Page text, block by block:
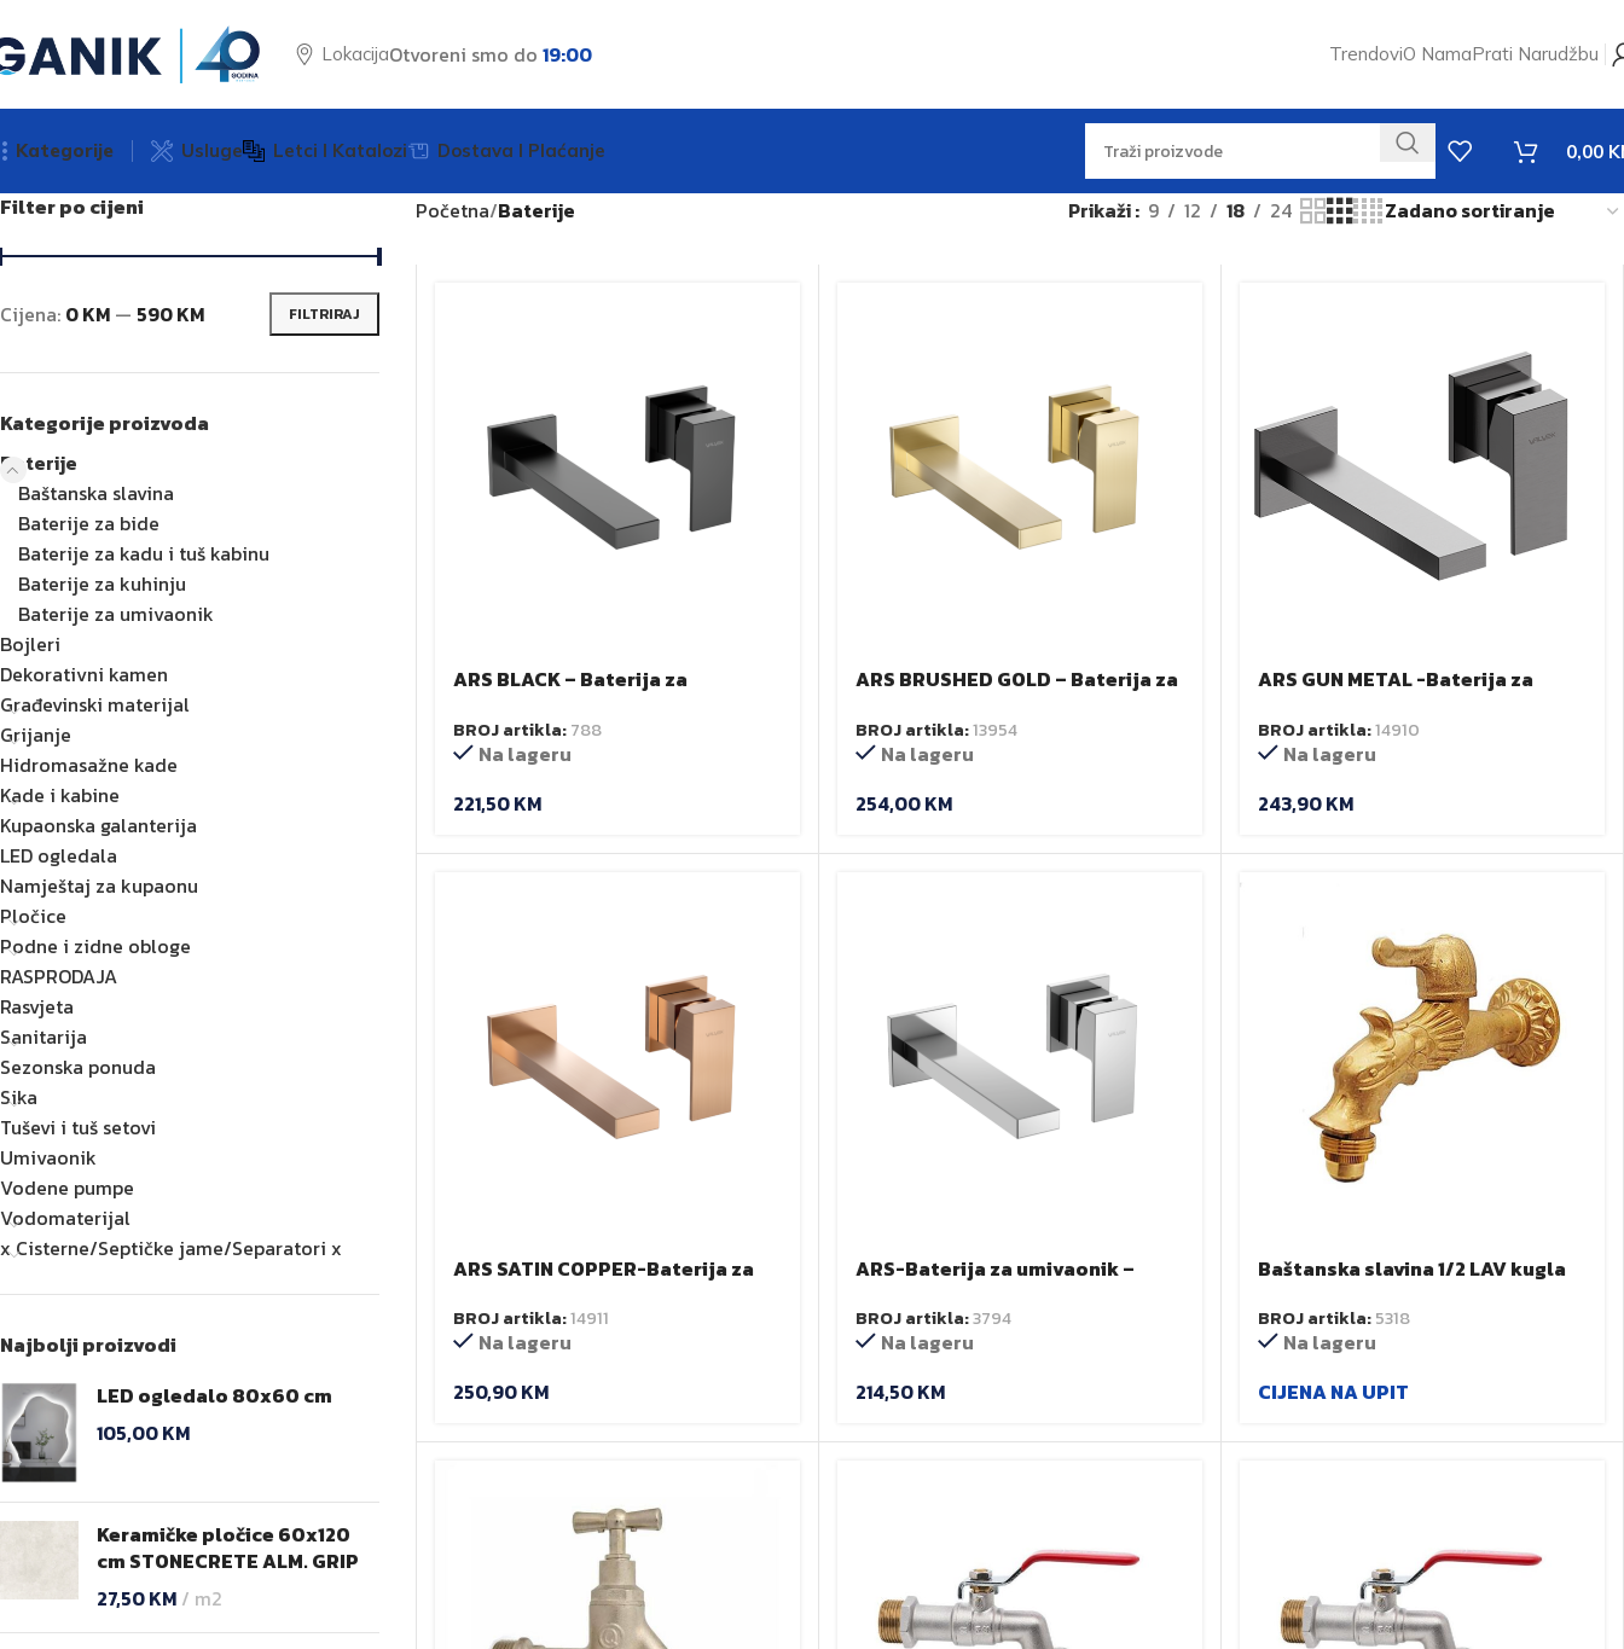
LokacijaOtvoreni smo do 19:00 TrendoviO NamaPrati Narudžbu
Kategorije Usluge Letci I Katalozi Dostava I Plaćanje 0,00
Filter po cijeni
FILTRIRAJ
Cijena: 0 KM — 590 KM
Kategorije proizvoda
Baterije
Baštanska slavina
Baterije za bide
Baterije za kadu i tuš kabinu
Baterije za kuhinju
Baterije za umivaonik
Bojleri
Dekorativni kamen
Građevinski materijal
Grijanje
Hidromasažne kade
Kade i kabine
Kupaonska galanterija
LED ogledala
Namještaj za kupaonu
Pločice
Podne i zidne obloge
RASPRODAJA
Rasvjeta
Sanitarija
Sezonska ponuda
Sika
Tuševi i tuš setovi
Umivaonik
Vodene pumpe
Vodomaterijal
x Cisterne/Septičke jame/Separatori x
Najbolji proizvodi
LED ogledalo 80x60 cm
105,00KM
Keramičke pločice 60x120
cm STONECRETE ALM. GRIP
27,50KM m2
Početna Baterije Prikaži 9 12 18 24
ARS BLACK – Baterija za
BROJ artikla:788
Na lageru
221,50KM
ARS BRUSHED GOLD – Baterija za
BROJ artikla:13954
Na lageru
254,00KM
ARS GUN METAL -Baterija za
BROJ artikla:14910
Na lageru
243,90KM
ARS SATIN COPPER-Baterija za
BROJ artikla:14911
Na lageru
250,90KM
ARS-Baterija za umivaonik –
BROJ artikla:3794
Na lageru
214,50KM
Baštanska slavina 1/2 LAV kugla
BROJ artikla:5318
Na lageru
CIJENA NA UPIT